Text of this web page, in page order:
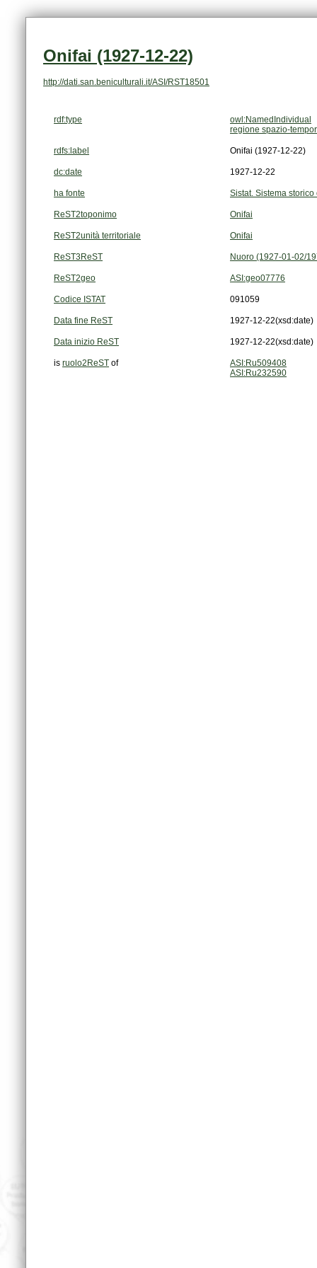
Onifai (1927-12-22)
http://dati.san.beniculturali.it/ASI/RST18501
rdf:type
owl:NamedIndividual
regione spazio-
rdfs:label Onifai (1927-12-22)
dc:date 1927-12-22
ha fonte Sistat. Sistema
ReST2toponimo Onifai
ReST2unità territoriale Onifai
ReST3ReST Nuoro (1927-01-02/
ReST2geo ASI:geo07776
Codice ISTAT 091059
Data fine ReST 1927-12-22(xsd:date)
Data inizio ReST 1927-12-22(xsd:date)
is ruolo2ReST of
ASI:Ru509408
ASI:Ru232590